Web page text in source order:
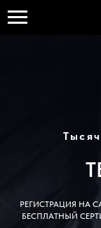
РЕГИСТРАЦИЯ НА
БЕСПЛАТНЫЙ